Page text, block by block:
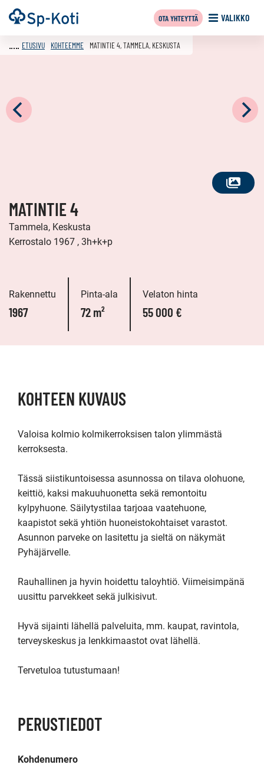
Siirry
sisältöön
Etusivu VALIKKO
OTA YHTEYTTÄ
KATSO
ETUSIVU KOHTEEMME MATINTIE 4, TAMMELA, KESKUSTA
MATINTIE 4
Tammela, Keskusta
Kerrostalo 1967 , 3h+k+p
Rakennettu
1967
Pinta-ala
72 m²
Velaton hinta
55 000 €
KOHTEEN KUVAUS
Valoisa kolmio kolmikerroksisen talon ylimmästä
kerroksesta.
Tässä siistikuntoisessa asunnossa on tilava olohuone,
keittiö, kaksi makuuhuonetta sekä remontoitu
kylpyhuone. Säilytystilaa tarjoaa vaatehuone,
kaapistot sekä yhtiön huoneistokohtaiset varastot.
Asunnon parveke on lasitettu ja sieltä on näkymät
Pyhäjärvelle.
Rauhallinen ja hyvin hoidettu taloyhtiö. Viimeisimpänä
uusittu parvekkeet sekä julkisivut.
Hyvä sijainti lähellä palveluita, mm. kaupat, ravintola,
terveyskeskus ja lenkkimaastot ovat lähellä.
Tervetuloa tutustumaan!
PERUSTIEDOT
Kohdenumero